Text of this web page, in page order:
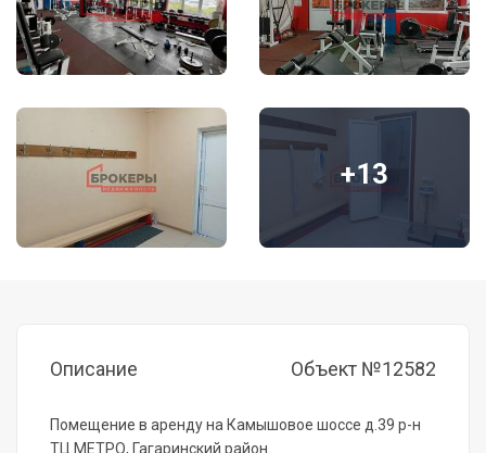
+13
Описание Объект №12582
Помещение в аренду на Камышовое шоссе д.39 р-н
ТЦ МЕТРО, Гагаринский район.